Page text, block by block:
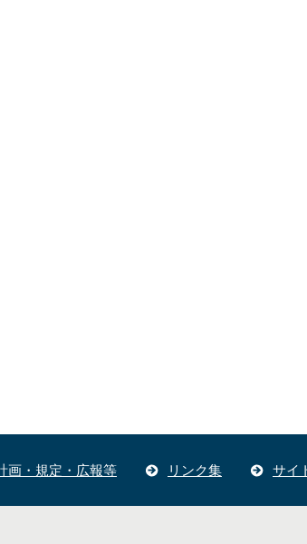
画・規定・広報等 リンク集 サイ